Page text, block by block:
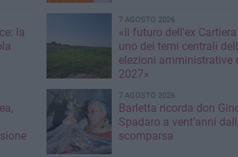
la
7 AGOSTO 2026
«Il futuro dell'ex
uno dei temi centrali
elezioni amministrative
2027»
7 AGOSTO 2026
Barletta ricorda don
Spadaro a vent’anni
scomparsa